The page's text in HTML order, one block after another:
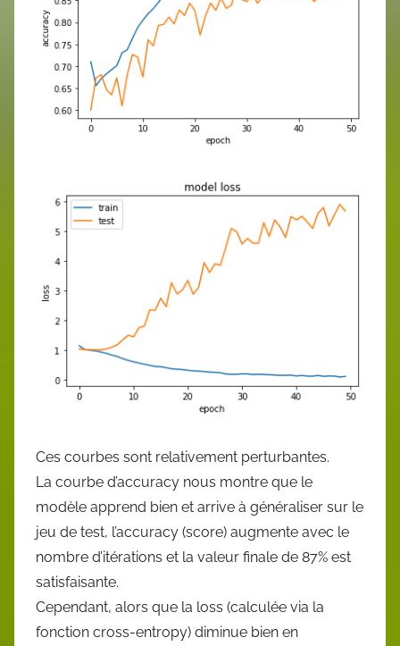
Ces courbes sont relativement perturbantes.
La courbe d’accuracy nous montre que le
modèle apprend bien et arrive à généraliser sur le
jeu de test, l’accuracy (score) augmente avec le
nombre d’itérations et la valeur finale de 87% est
satisfaisante.
Cependant, alors que la loss (calculée via la
fonction cross-entropy) diminue bien en